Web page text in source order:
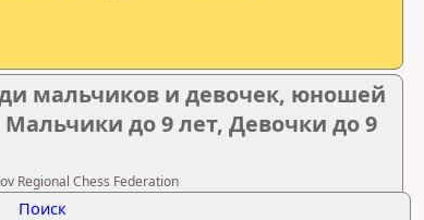
мальчиков и девочек, юношей
Мальчики до 9 лет, Девочки до 9
Regional Chess Federation
Поиск